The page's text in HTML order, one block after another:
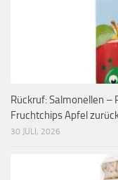
Rückruf: Salmonellen –
Fruchtchips Apfel
30 JULI, 2026